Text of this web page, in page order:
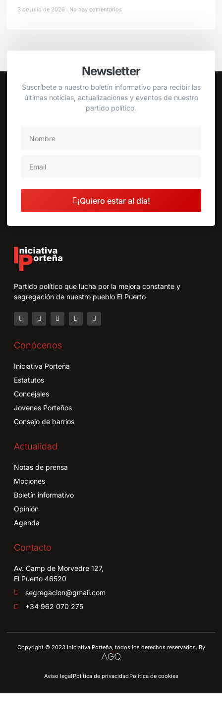
3 de julio de 2026 No hay comentarios
Newsletter
Suscríbete a nuestro boletín informativo para recibir las
últimas noticias, actualizaciones y eventos de nuestro
partido político.
¡Quiero estar al día!
Partido político que lucha por la mejora constante y
segregación de nuestro pueblo El Puerto
Conócenos
Iniciativa Porteña
Estatutos
Concejales
Jovenes Porteños
Consejo de barrios
Actualidad
Notas de prensa
Mociones
Boletín informativo
Opinión
Agenda
Contacto
Av. Camp de Morvedre 127,
El Puerto 46520
segregacion@gmail.com
+34 962 070 275
Copyright © 2023 Iniciativa Porteña, todos los derechos reservados. By
Aviso legalPolítica de privacidadPolítica de cookies